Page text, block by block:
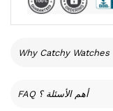
Why Catchy Watches
FAQ أهم الأسئلة ؟